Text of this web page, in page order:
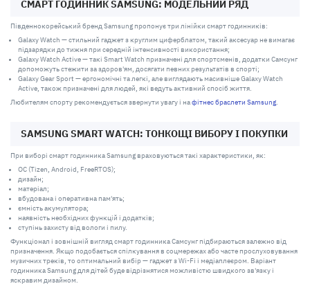
СМАРТ ГОДИННИК SAMSUNG: МОДЕЛЬНИЙ РЯД
Південнокорейський бренд Samsung пропонує три лінійки смарт годинників:
Galaxy Watch — стильний гаджет з круглим циферблатом, такий аксесуар не вимагає
підзарядки до тижня при середній інтенсивності використання;
Galaxy Watch Active — такі Smart Watch призначені для спортсменів, додатки Самсунг
допоможуть стежити за здоров'ям, досягати певних результатів в спорті;
Galaxy Gear Sport — ергономічні та легкі, але виглядають масивніше Galaxy Watch
Active, також призначені для людей, які ведуть активний спосіб життя.
Любителям спорту рекомендується звернути увагу і нафітнес браслети Samsung.
SAMSUNG SMART WATCH: ТОНКОЩІ ВИБОРУ І ПОКУПКИ
При виборі смарт годинника Samsung враховуються такі характеристики, як:
ОС (Tizen, Android, FreeRTOS);
дизайн;
матеріал;
вбудована і оперативна пам'ять;
ємність акумулятора;
наявність необхідних функцій і додатків;
ступінь захисту від вологи і пилу.
Функціонал і зовнішній вигляд смарт годинника Самсунг підбираються залежно від
призначення. Якщо подобається спілкування в соцмережах або часте прослуховування
музичних треків, то оптимальний вибір — гаджет з Wi-Fi і медіаплеєром. Варіант
годинника Samsung для дітей буде відрізнятися можливістю швидкого зв'язку і
яскравим дизайном.